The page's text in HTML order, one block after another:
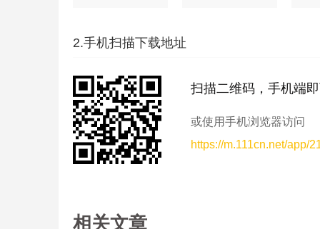
2.手机扫描下载地址
扫描二维码，手机端
或使用手机浏览器访问
https://m.111cn.net/app/
相关文章